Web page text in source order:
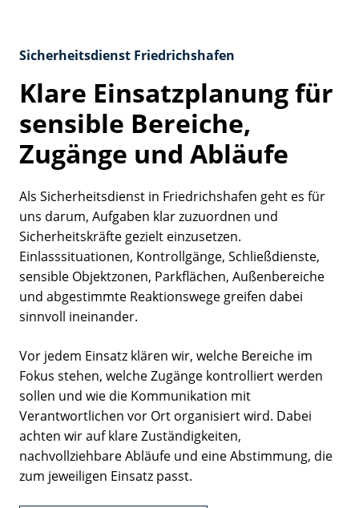
Sicherheitsdienst Friedrichshafen
Klare Einsatzplanung für
sensible Bereiche,
Zugänge und Abläufe
Als Sicherheitsdienst in Friedrichshafen geht es für
uns darum, Aufgaben klar zuzuordnen und
Sicherheitskräfte gezielt einzusetzen.
Einlasssituationen, Kontrollgänge, Schließdienste,
sensible Objektzonen, Parkflächen, Außenbereiche
und abgestimmte Reaktionswege greifen dabei
sinnvoll ineinander.
Vor jedem Einsatz klären wir, welche Bereiche im
Fokus stehen, welche Zugänge kontrolliert werden
sollen und wie die Kommunikation mit
Verantwortlichen vor Ort organisiert wird. Dabei
achten wir auf klare Zuständigkeiten,
nachvollziehbare Abläufe und eine Abstimmung, die
zum jeweiligen Einsatz passt.
Nutzung
Cookie Laufzeit:
24 Stunden - 2 Jahre
Google Tag Manager
Google LLC
MARKETING
Marketing Cookies werden von Drittanbietern
verwendet, um personalisierte Werbung
anzuzeigen. Sie tun dies, indem sie
Google Ads
Name:
_guid, _gcl_aw, _gcl_au, test_cookie, IDE
Anbieter:
Google Ireland Limited